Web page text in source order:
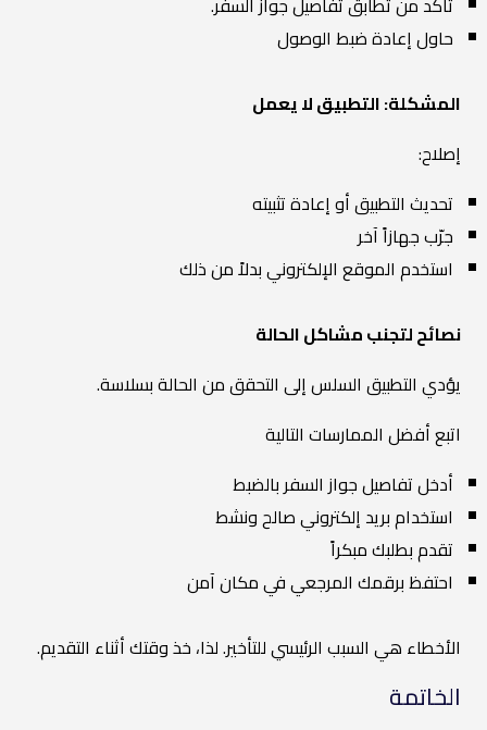
حاول إعادة ضبط الوصول
المشكلة: التطبيق لا يعمل
إصلاح:
تحديث التطبيق أو إعادة تثبيته
جرّب جهازاً آخر
استخدم الموقع الإلكتروني بدلاً من ذلك
نصائح لتجنب مشاكل الحالة
يؤدي التطبيق السلس إلى التحقق من الحالة بسلاسة.
اتبع أفضل الممارسات التالية
أدخل تفاصيل جواز السفر بالضبط
استخدام بريد إلكتروني صالح ونشط
تقدم بطلبك مبكراً
احتفظ برقمك المرجعي في مكان آمن
الأخطاء هي السبب الرئيسي للتأخير. لذا، خذ وقتك أثناء التقديم.
الخاتمة